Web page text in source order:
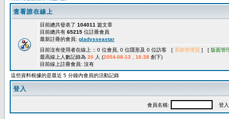
查看誰在線上
目前總共發表了 104011 篇文章
目前總共有 65215 位註冊會員
最新註冊的會員: gladysseastar
目前沒有使用者在線上 :: 0 位會員, 0 位隱形及 0 位訪客 [ 系統管理員 ] [ 版面管
最高線上人數記錄為 20 人 (2004-08-13 , 16:38 創下)
目前線上註冊會員: 沒有
這些資料根據的是最近 5 分鐘內會員的活動記錄
登入
會員名稱: 登入